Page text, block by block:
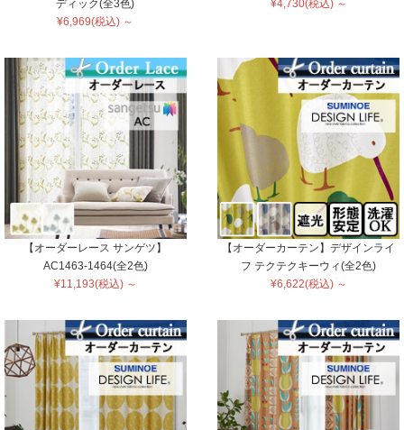
ディック(全3色)
¥6,969(税込) ～
¥4,730(税込) ～
【オーダーレース サンゲツ】
AC1463-1464(全2色)
¥11,193(税込) ～
【オーダーカーテン】デザインライ
フ テクテクキーウィ(全2色)
¥6,622(税込) ～